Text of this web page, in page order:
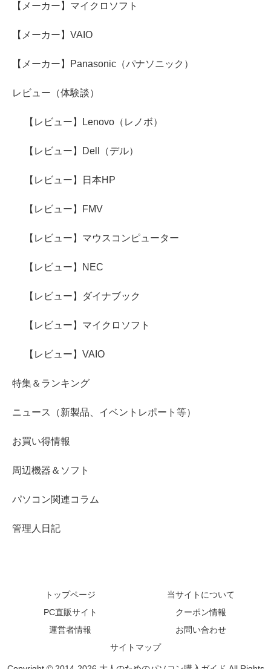
【メーカー】マイクロソフト
【メーカー】VAIO
【メーカー】Panasonic（パナソニック）
レビュー（体験談）
【レビュー】Lenovo（レノボ）
【レビュー】Dell（デル）
【レビュー】日本HP
【レビュー】FMV
【レビュー】マウスコンピューター
【レビュー】NEC
【レビュー】ダイナブック
【レビュー】マイクロソフト
【レビュー】VAIO
特集＆ランキング
ニュース（新製品、イベントレポート等）
お買い得情報
周辺機器＆ソフト
パソコン関連コラム
管理人日記
トップページ
当サイトについて
PC直販サイト
クーポン情報
運営者情報
お問い合わせ
サイトマップ